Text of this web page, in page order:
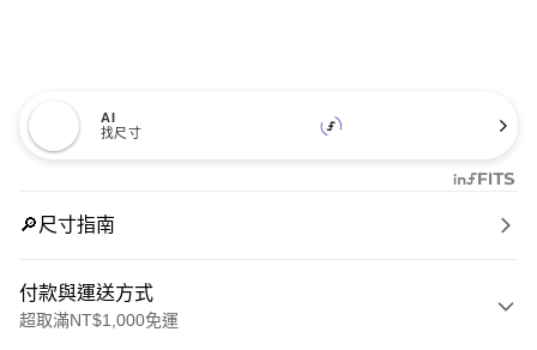
AI
找尺寸
🔎尺寸指南
付款與運送方式
超取滿NT$1,000免運